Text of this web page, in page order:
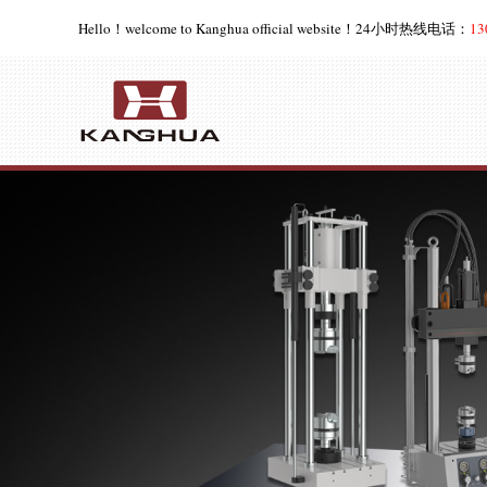
Hello！welcome to Kanghua official website！24小时热线电话：